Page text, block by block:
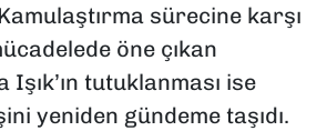
sürecine karşı
öne çıkan
tutuklanması ise
yeniden gündeme taşıdı.